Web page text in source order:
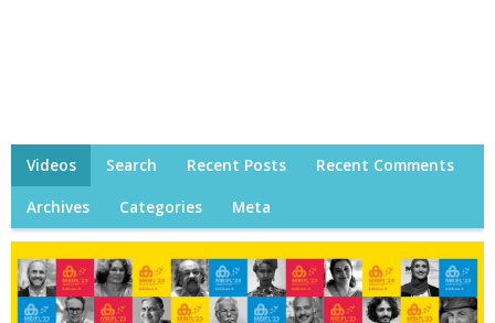
Videos Search Recent Posts Recent Comments
Archives Categories Meta